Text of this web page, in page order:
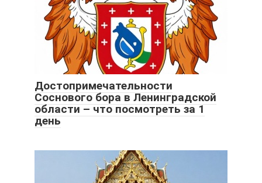
Достопримечательности
Соснового бора в Ленинградской
области – что посмотреть за 1
день